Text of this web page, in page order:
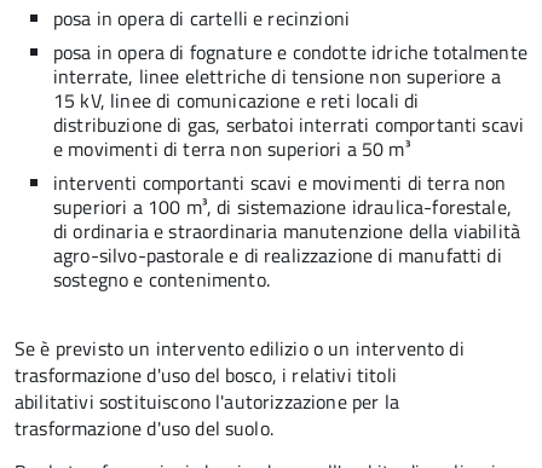
posa in opera di cartelli e recinzioni
posa in opera di fognature e condotte idriche totalmente
interrate, linee elettriche di tensione non superiore a
15 kV, linee di comunicazione e reti locali di
distribuzione di gas, serbatoi interrati comportanti scavi
e movimenti di terra non superiori a 50 m³
interventi comportanti scavi e movimenti di terra non
superiori a 100 m³, di sistemazione idraulica-forestale,
di ordinaria e straordinaria manutenzione della viabilità
agro-silvo-pastorale e di realizzazione di manufatti di
sostegno e contenimento.
Se è previsto un intervento edilizio o un intervento di
trasformazione d'uso del bosco, i relativi titoli
abilitativi sostituiscono l'autorizzazione per la
trasformazione d'uso del suolo.